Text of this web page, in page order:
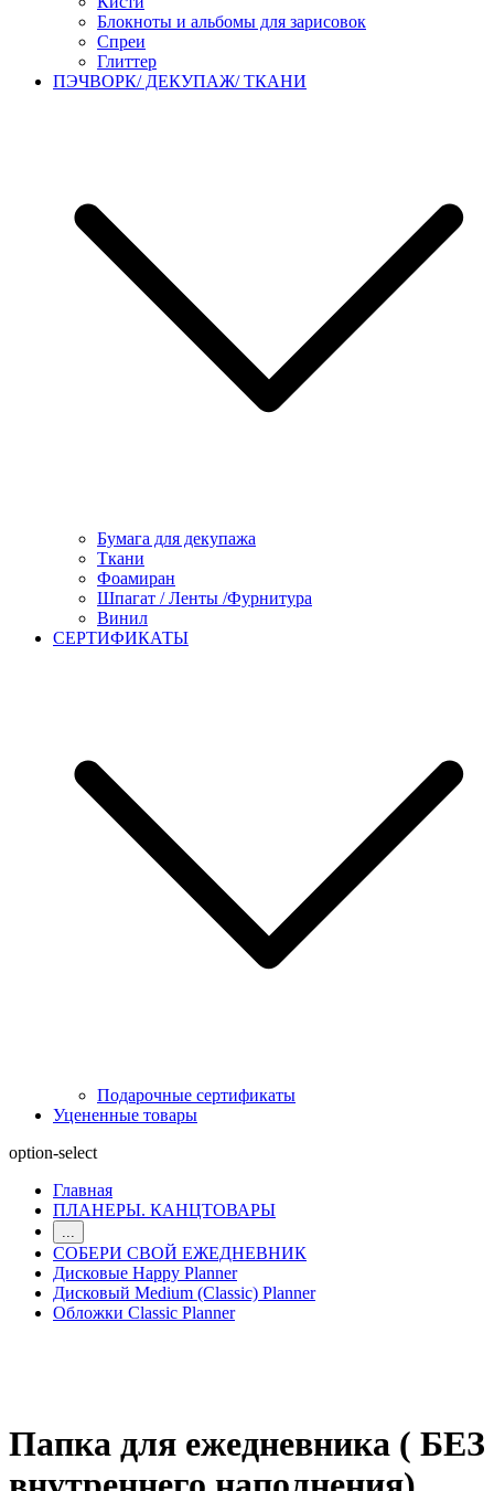
Блокноты и альбомы для зарисовок
Спреи
Глиттер
ПЭЧВОРК/ ДЕКУПАЖ/ ТКАНИ
Бумага для декупажа
Ткани
Фоамиран
Шпагат / Ленты /Фурнитура
Винил
СЕРТИФИКАТЫ
Подарочные сертификаты
Уцененные товары
option-select
Главная
ПЛАНЕРЫ. КАНЦТОВАРЫ
СОБЕРИ СВОЙ ЕЖЕДНЕВНИК
Дисковые Happy Planner
Дисковый Medium (Classic) Planner
Обложки Classic Planner
Папка для ежедневника ( БЕЗ